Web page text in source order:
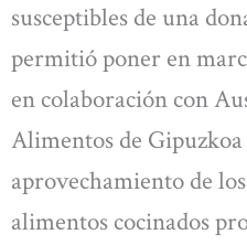
susceptibles de una
permitió poner en
en colaboración con
Alimentos de
aprovechamiento de
alimentos cocinados